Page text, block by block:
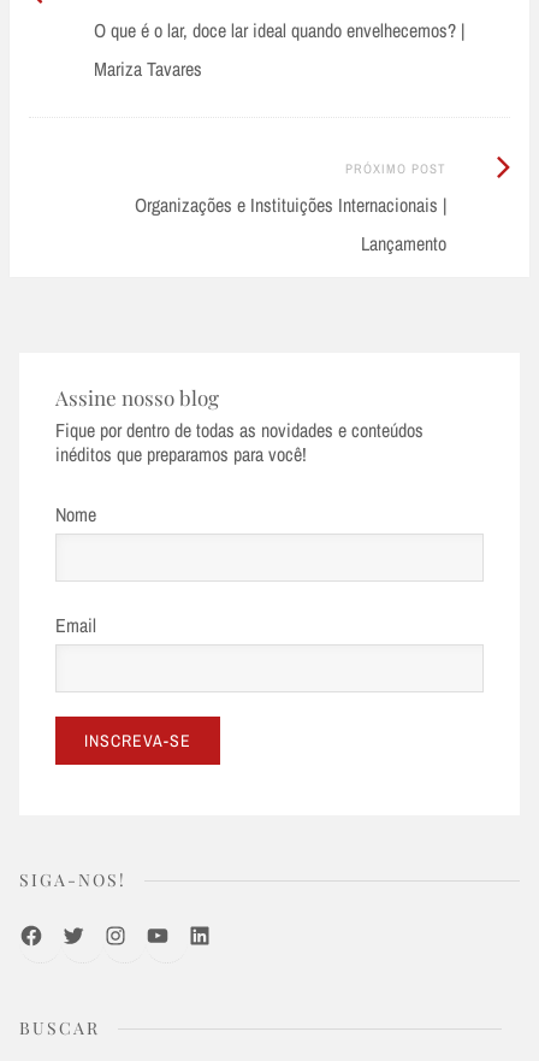
navigation
Anterior:
O que é o lar, doce lar ideal quando envelhecemos? |
Mariza Tavares
PRÓXIMO POST
Organizações e Instituições Internacionais |
Lançamento
Próximo
Assine nosso blog
Fique por dentro de todas as novidades e conteúdos
inéditos que preparamos para você!
Nome
Email
SIGA-NOS!
FacebookTwitterInstagramYoutubeLinkedIn
BUSCAR